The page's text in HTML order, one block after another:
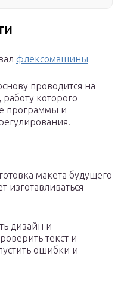
флексомашины
проводится на
которого
программы и
макета будущего
изготавливаться
дизайн и
текст и
ошибки и